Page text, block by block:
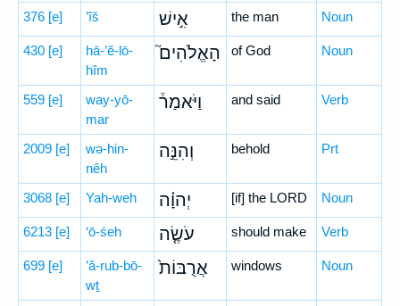
376 [e] ’îš אִ֣ישׁ the man Noun
430 [e]
hā-’ĕ-lō-
hîm
הָאֱלֹהִים֮ of God Noun
559 [e]
way-yō-
mar
וַיֹּאמַר֒ and said Verb
2009 [e]
wə-hin-
nêh
וְהִנֵּ֣ה behold Prt
3068 [e] Yah-weh יְהוָ֗ה [if] the LORD Noun
6213 [e] ‘ō-śeh עֹשֶׂ֤ה should make Verb
699 [e]
’ă-rub-bō-
wṯ
אֲרֻבּוֹת֙ windows Noun